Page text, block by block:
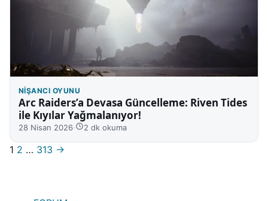
NIŞANCI OYUNU
Arc Raiders’a Devasa Güncelleme: Riven Tides
ile Kıyılar Yağmalanıyor!
28 Nisan 2026· 2 dk okuma
Sayfalar
1 2 … 313 →